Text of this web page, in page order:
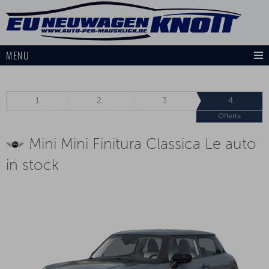
MENU
1. 2. 3. 4.
Offerta
Mini Mini Finitura Classica Le auto
in stock